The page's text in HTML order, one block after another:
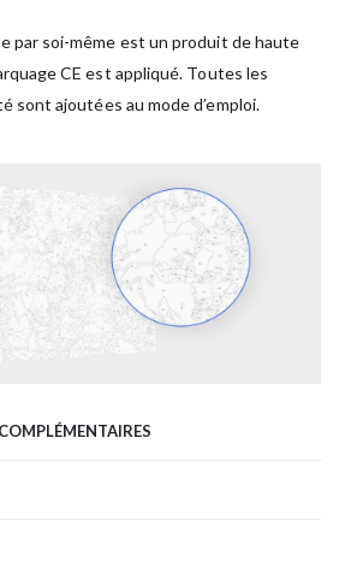
par soi-même est un produit de haute
CE est appliqué. Toutes les
sont ajoutées au mode d’emploi.